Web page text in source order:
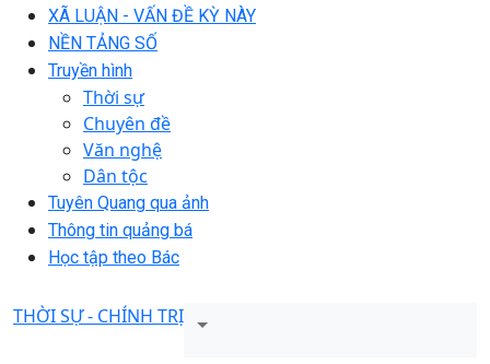
XÃ LUẬN - VẤN ĐỀ KỲ NÀY
NỀN TẢNG SỐ
Truyền hình
Thời sự
Chuyên đề
Văn nghệ
Dân tộc
Tuyên Quang qua ảnh
Thông tin quảng bá
Học tập theo Bác
THỜI SỰ - CHÍNH TRỊ